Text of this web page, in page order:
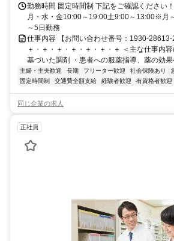
勤務時間 固定時間制 下記をご確認ください
月・水・金10:00～19:00土9:00～13:00※月
～5日勤務
仕事内容 【お問い合わせ番号：1930-28613-
＋・＋・＋・＋・＋・＋・＋ ＜主な仕事内
基づいた調剤 ・患者への服薬指導、薬の効果
主婦・主夫歓迎 長期 フリーター歓迎 社会保険あり
固定時間制
交通費全額支給 経験者歓迎 有資格者歓迎
同じ企業の求人
正社員